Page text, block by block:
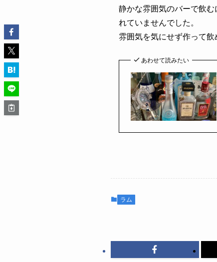
静かな雰囲気のバーで飲
れていませんでした。
雰囲気を気にせず作って飲
あわせて読みたい
ラム